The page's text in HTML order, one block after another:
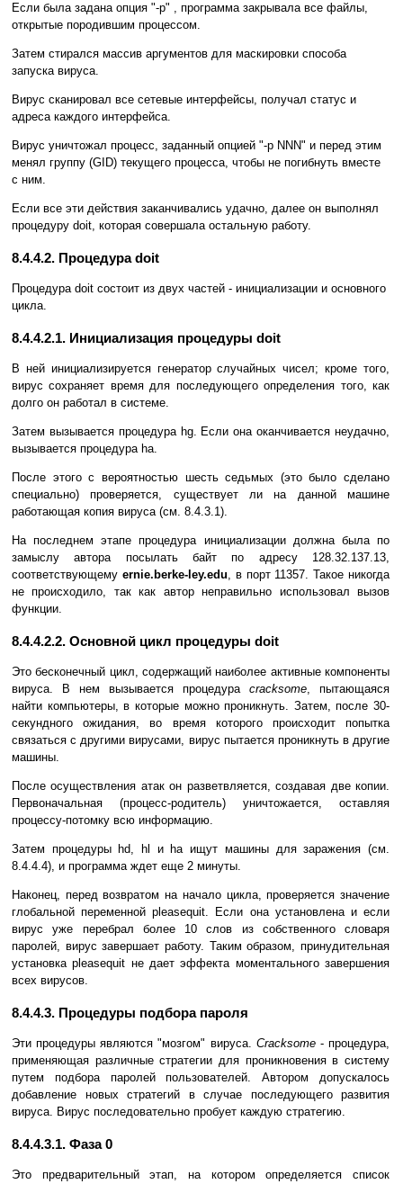
Если была задана опция "-p" , программа закрывала все файлы,
открытые породившим процессом.
Затем стирался массив аргументов для маскировки способа
запуска вируса.
Вирус сканировал все сетевые интерфейсы, получал статус и
адреса каждого интерфейса.
Вирус уничтожал процесс, заданный опцией "-p NNN" и перед этим
менял группу (GID) текущего процесса, чтобы не погибнуть вместе
с ним.
Если все эти действия заканчивались удачно, далее он выполнял
процедуру doit, которая совершала остальную работу.
8.4.4.2. Процедура doit
Процедура doit состоит из двух частей - инициализации и основного
цикла.
8.4.4.2.1. Инициализация процедуры doit
В ней инициализируется генератор случайных чисел; кроме того,
вирус сохраняет время для последующего определения того, как
долго он работал в системе.
Затем вызывается процедура hg. Если она оканчивается неудачно,
вызывается процедура ha.
После этого с вероятностью шесть седьмых (это было сделано
специально) проверяется, существует ли на данной машине
работающая копия вируса (см. 8.4.3.1).
На последнем этапе процедура инициализации должна была по
замыслу автора посылать байт по адресу 128.32.137.13,
соответствующему ernie.berke-ley.edu, в порт 11357. Такое никогда
не происходило, так как автор неправильно использовал вызов
функции.
8.4.4.2.2. Основной цикл процедуры doit
Это бесконечный цикл, содержащий наиболее активные компоненты
вируса. В нем вызывается процедура cracksome, пытающаяся
найти компьютеры, в которые можно проникнуть. Затем, после 30-
секундного ожидания, во время которого происходит попытка
связаться с другими вирусами, вирус пытается проникнуть в другие
машины.
После осуществления атак он разветвляется, создавая две копии.
Первоначальная (процесс-родитель) уничтожается, оставляя
процессу-потомку всю информацию.
Затем процедуры hd, hl и ha ищут машины для заражения (см.
8.4.4.4), и программа ждет еще 2 минуты.
Наконец, перед возвратом на начало цикла, проверяется значение
глобальной переменной pleasequit. Если она установлена и если
вирус уже перебрал более 10 слов из собственного словаря
паролей, вирус завершает работу. Таким образом, принудительная
установка pleasequit не дает эффекта моментального завершения
всех вирусов.
8.4.4.3. Процедуры подбора пароля
Эти процедуры являются "мозгом" вируса. Cracksome- процедура,
применяющая различные стратегии для проникновения в систему
путем подбора паролей пользователей. Автором допускалось
добавление новых стратегий в случае последующего развития
вируса. Вирус последовательно пробует каждую стратегию.
8.4.4.3.1. Фаза 0
Это предварительный этап, на котором определяется список